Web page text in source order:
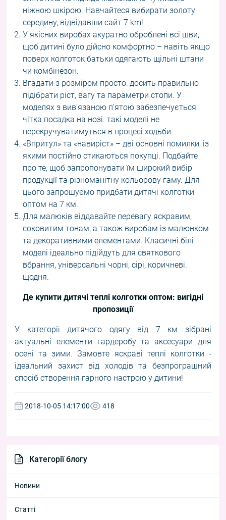
ніжною шкірою. Навчайтеся вибирати золоту
середину, відвідавши сайт 7 km!
У якісних виробах акуратно оброблені всі шви,
щоб дитині було дійсно комфортно – навіть якщо
поверх колготок батьки одягають щільні штани
чи комбінезон.
Вгадати з розміром просто: досить правильно
підібрати ріст, вагу та параметри стопи. У
моделях з вив'язаною п'ятою забезпечується
чітка посадка на нозі. такі моделі не
перекручуватимуться в процесі ходьби.
«Впритул» та «навиріст» – дві основні помилки, із
якими постійно стикаються покупці. Подбайте
про те, щоб запропонувати їм широкий вибір
продукції та різноманітну кольорову гаму. Для
цього запрошуємо придбати дитячі колготки
оптом на 7 км.
Для малюків віддавайте перевагу яскравим,
соковитим тонам, а також виробам із малюнком
та декоративними елементами. Класичні білі
моделі ідеально підійдуть для святкового
вбрання, універсальні чорні, сірі, коричневі.
щодня.
Де купити дитячі теплі колготки оптом: вигідні
пропозиції
У категорії дитячого одягу від 7 км зібрані
актуальні елементи гардеробу та аксесуари для
осені та зими. Замовте яскраві теплі колготки -
ідеальний захист від холодів та безпрограшний
спосіб створення гарного настрою у дитини!
2018-10-05 14:17:00 418
Категорії блогу
Новини
Статті